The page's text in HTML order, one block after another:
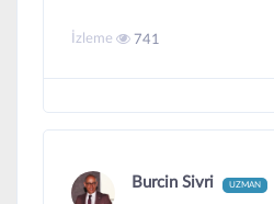
İzleme 741
Burcin Sivri UZMAN